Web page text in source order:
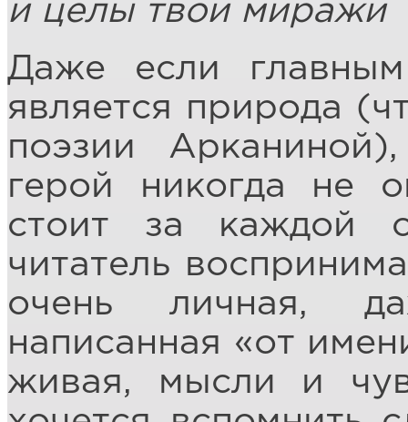
и целы твои миражи
Даже если
является природа
поэзии
герой никогда не
стоит за каждой
читатель
очень личная,
написанная «от
живая, мысли и